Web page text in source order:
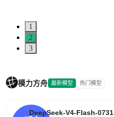
1
2
3
模力方舟 最新模型 热门模型
DeepSeek-V4-Flash-0731